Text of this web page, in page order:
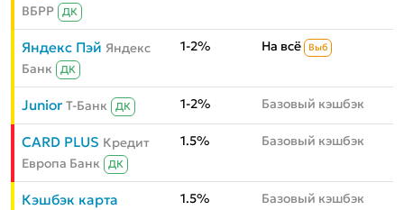
ВБРР ДК
Яндекс Пэй Яндекс
Банк
ДК
1-2% На всё Выб
Junior Т-Банк ДК 1-2% Базовый кэшбэк
CARD PLUS Кредит
Европа Банк
ДК
1.5% Базовый кэшбэк
Кэшбэк карта 1.5% Базовый кэшбэк